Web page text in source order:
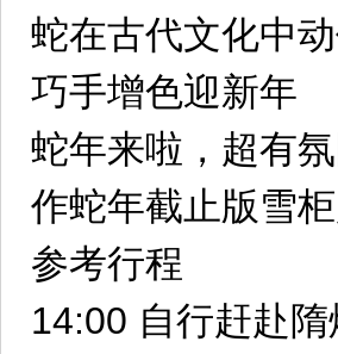
蛇在古代文化中
巧手增色迎新年
蛇年来啦，超有
作蛇年截止版雪
参考行程
14:00 自行赶赴